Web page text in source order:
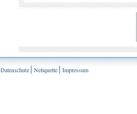
Datenschutz Netiquette Impressum